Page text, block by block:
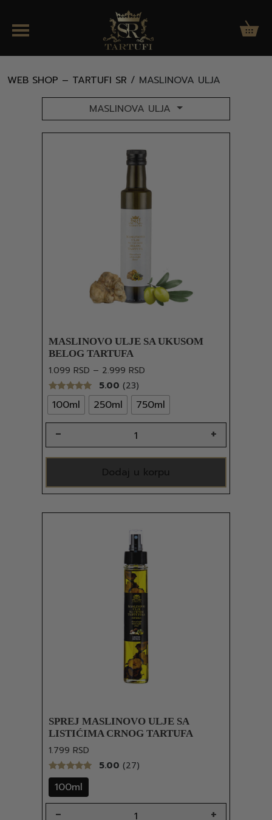
WEB SHOP – TARTUFI SR / MASLINOVA ULJA
MASLINOVA ULJA
MASLINOVO ULJE SA UKUSOM
BELOG TARTUFA
1.099 RSD – 2.999 RSD
5.00 (23)
100ml 250ml 750ml
Dodaj u korpu
SPREJ MASLINOVO ULJE SA
LISTIĆIMA CRNOG TARTUFA
1.799 RSD
5.00 (27)
100ml